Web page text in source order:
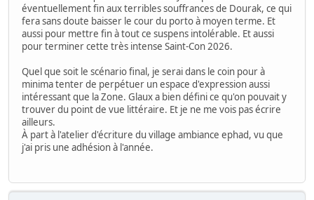
éventuellement fin aux terribles souffrances de Dourak, ce qui
fera sans doute baisser le cour du porto à moyen terme. Et
aussi pour mettre fin à tout ce suspens intolérable. Et aussi
pour terminer cette très intense Saint-Con 2026.
Quel que soit le scénario final, je serai dans le coin pour à
minima tenter de perpétuer un espace d'expression aussi
intéressant que la Zone. Glaux a bien défini ce qu'on pouvait y
trouver du point de vue littéraire. Et je ne me vois pas écrire
ailleurs.
À part à l'atelier d'écriture du village ambiance ephad, vu que
j'ai pris une adhésion à l'année.